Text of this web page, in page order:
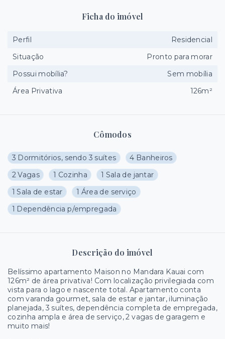
Cômodos
3 Dormitórios, sendo 3 suítes
4 Banheiros
2 Vagas
1 Cozinha
1 Sala de jantar
1 Sala de estar
1 Área de serviço
1 Dependência p/empregada
Descrição do imóvel
Belíssimo apartamento Maison no Mandara Kauai com
126m² de área privativa! Com localização privilegiada com
vista para o lago e nascente total. Apartamento conta
com varanda gourmet, sala de estar e jantar, iluminação
planejada, 3 suítes, dependência completa de empregada,
cozinha ampla e área de serviço, 2 vagas de garagem e
muito mais!
Ficha do imóvel
Perfil
Residencial
Situação
Pronto para morar
Possui mobília?
Sem mobília
Área Privativa
126m²